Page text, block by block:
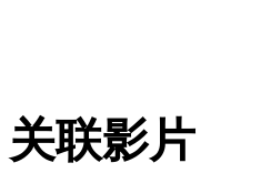
关联影片